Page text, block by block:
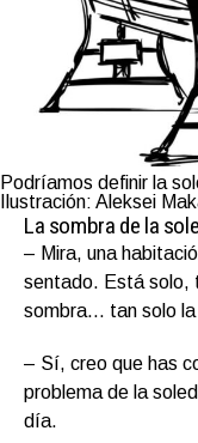
Podríamos definir la
Ilustración: Aleksei
La sombra de la
– Mira, una
sentado. Está solo,
sombra… tan solo la
– Sí, creo que has
problema de la
día.